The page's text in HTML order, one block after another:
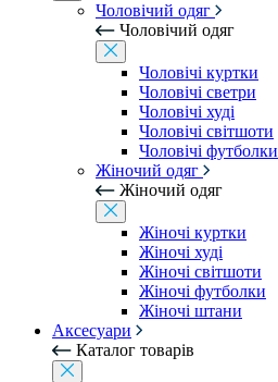
Чоловічий одяг
Чоловічий одяг
Чоловічі куртки
Чоловічі светри
Чоловічі худі
Чоловічі світшоти
Чоловічі футболки
Жіночий одяг
Жіночий одяг
Жіночі куртки
Жіночі худі
Жіночі світшоти
Жіночі футболки
Жіночі штани
Аксесуари
Каталог товарів